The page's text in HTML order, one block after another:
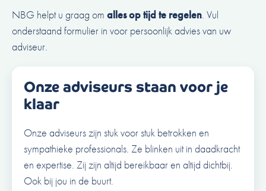
NBG helpt u graag om alles op tijd te regelen. Vul
onderstaand formulier in voor persoonlijk advies van uw
adviseur.
Onze adviseurs staan voor je
klaar
Onze adviseurs zijn stuk voor stuk betrokken en
sympathieke professionals. Ze blinken uit in daadkracht
en expertise. Zij zijn altijd bereikbaar en altijd dichtbij.
Ook bij jou in de buurt.